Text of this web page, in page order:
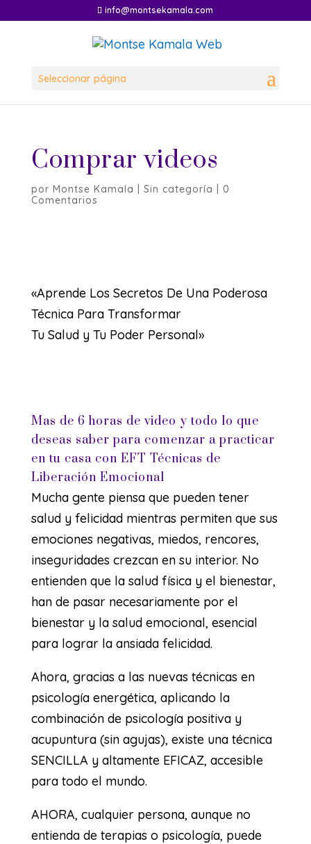
info@montsekamala.com
Seleccionar página
Comprar videos
por Montse Kamala Sin categoría
0
Comentarios
«Aprende Los Secretos De Una Poderosa
Técnica Para Transformar
Tu Salud y Tu Poder Personal»
Mas de 6 horas de video y todo lo que
deseas saber para comenzar a practicar
en tu casa con EFT Técnicas de
Liberación Emocional
Mucha gente piensa que pueden tener
salud y felicidad mientras permiten que sus
emociones negativas, miedos, rencores,
inseguridades crezcan en su interior. No
entienden que la salud física y el bienestar,
han de pasar necesariamente por el
bienestar y la salud emocional, esencial
para lograr la ansiada felicidad.
Ahora, gracias a las nuevas técnicas en
psicología energética, aplicando la
combinación de psicología positiva y
acupuntura (sin agujas), existe una técnica
SENCILLA y altamente EFICAZ, accesible
para todo el mundo.
AHORA, cualquier persona, aunque no
entienda de terapias o psicología, puede